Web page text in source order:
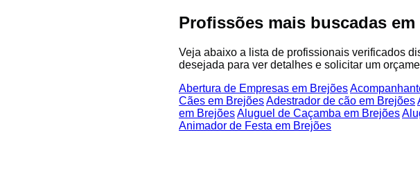
Profissões mais buscadas em
Veja abaixo a lista de profissionais verificados
desejada para ver detalhes e solicitar um
Abertura de Empresas em Brejões
Cães em BrejõesAdestrador de cão em Brejões
em BrejõesAluguel de Caçamba em Brejões
Animador de Festa em Brejões